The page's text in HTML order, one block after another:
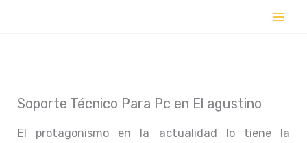
Soporte Técnico Para Pc en El agustino
El protagonismo en la actualidad lo tiene la